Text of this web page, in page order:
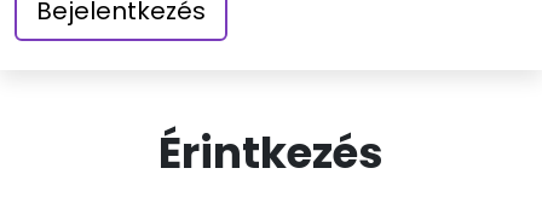
Bejelentkezés
Érintkezés